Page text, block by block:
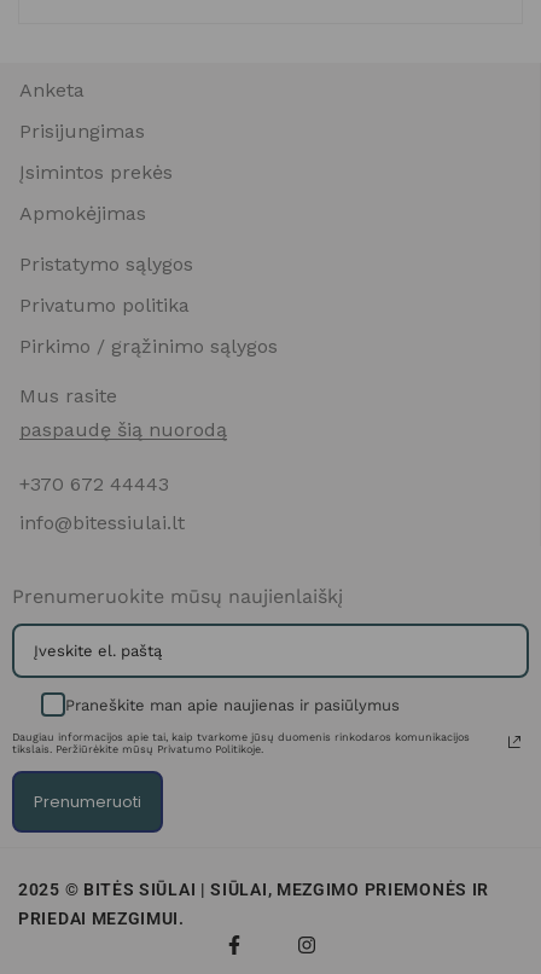
Anketa
Prisijungimas
Įsimintos prekės
Apmokėjimas
Pristatymo sąlygos
Privatumo politika
Pirkimo / grąžinimo sąlygos
Mus rasite
paspaudę šią nuorodą
+370 672 44443
info@bitessiulai.lt
Prenumeruokite mūsų naujienlaiškį
Praneškite man apie naujienas ir pasiūlymus
Daugiau informacijos apie tai, kaip tvarkome jūsų duomenis rinkodaros komunikacijos
tikslais. Peržiūrėkite mūsų Privatumo Politikoje.
Prenumeruoti
2025 © BITĖS SIŪLAI | SIŪLAI, MEZGIMO PRIEMONĖS IR
PRIEDAI MEZGIMUI.